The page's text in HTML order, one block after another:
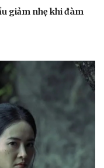
giảm nhẹ khi đàm